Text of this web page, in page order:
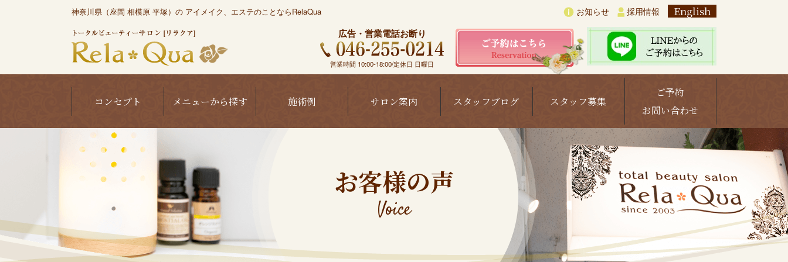
神奈川県（座間 相模原 平塚）の アイメイク、エステのことならRelaQua お知らせ 採用情報 English
広告・営業電話お断り
営業時間 10:00-18:00/定休日 日曜日
コンセプト メニューから探す 施術例 サロン案内 スタッフブログ スタッフ募集
ご予約
お問い合わせ
お客様の声
Voice